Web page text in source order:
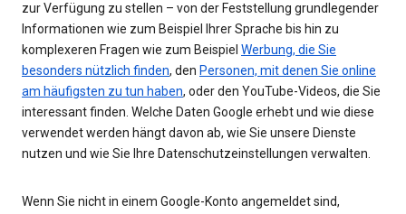
zur Verfügung zu stellen – von der Feststellung grundlegender
Informationen wie zum Beispiel Ihrer Sprache bis hin zu
komplexeren Fragen wie zum Beispiel Werbung, die Sie
besonders nützlich finden, den Personen, mit denen Sie online
am häufigsten zu tun haben, oder den YouTube-Videos, die Sie
interessant finden. Welche Daten Google erhebt und wie diese
verwendet werden hängt davon ab, wie Sie unsere Dienste
nutzen und wie Sie Ihre Datenschutzeinstellungen verwalten.
Wenn Sie nicht in einem Google-Konto angemeldet sind,